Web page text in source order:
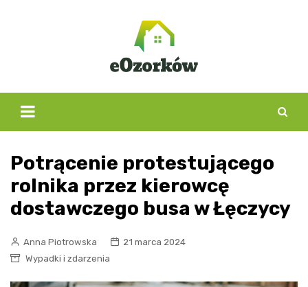
Potrącenie protestującego
rolnika przez kierowcę
dostawczego busa w Łęczycy
Anna Piotrowska
21 marca 2024
Wypadki i zdarzenia